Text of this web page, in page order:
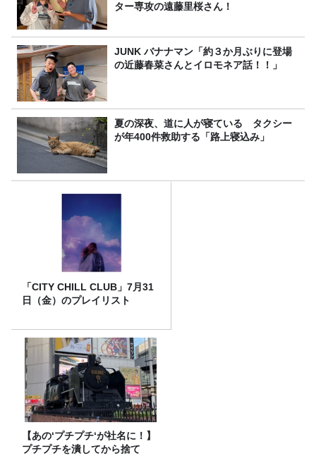
ター専攻の遠藤里桜さん！
JUNK バナナマン「約３か月ぶりに登場
の近藤春菜さんとイロモネア話！！」
夏の深夜、道に人が寝ている タクシー
が年400件救助する「路上寝込み」
「CITY CHILL CLUB」7月31
日（金）のプレイリスト
【あの‘プチプチ‘が社名に！】
プチプチを潰してから捨て